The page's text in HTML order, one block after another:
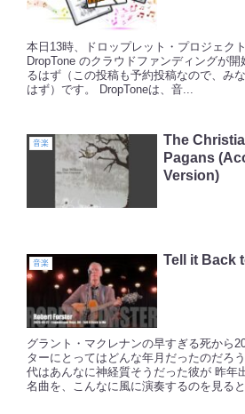
本日13時、ドロップレット・プロジェク
DropTone のクラウドファンディングが
るはず（この投稿も予約投稿なので、み
はず）です。 DropToneは、音...
音楽
The
Pagans
Version)
音楽 Tell it Back
グラント・マクレナンの早すぎる死から
ターにとってはどんな年月だったのだろ
代はあんなに神経質そうだった彼が 昨年
名曲を、こんなに風に演奏するのを見る